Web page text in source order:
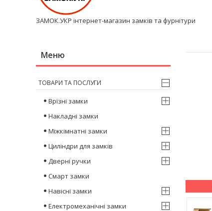
ЗАМОК.УКР інтернет-магазин замків та фурнітури
ТОВАРИ ТА ПОСЛУГИ
Врізні замки
Накладні замки
Міжкімнатні замки
Циліндри для замків
Дверні ручки
Смарт замки
Навісні замки
Електромеханічні замки